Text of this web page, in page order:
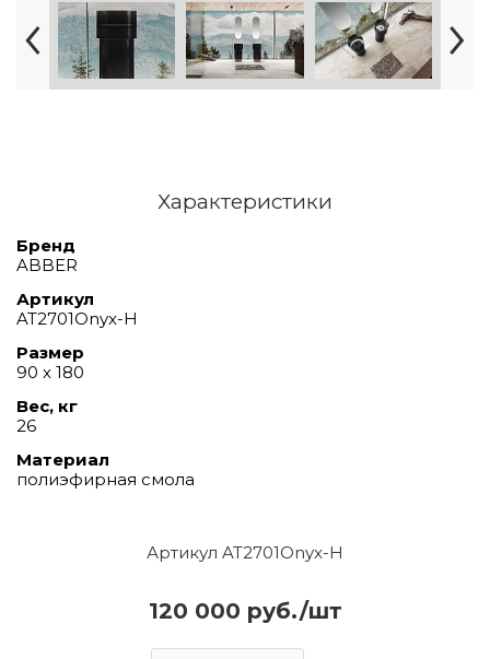
Артикул AT2701Onyx-H
120 000 руб./шт
Характеристики
Бренд
ABBER
Артикул
AT2701Onyx-H
Размер
90 х 180
Вес, кг
26
Материал
полиэфирная смола